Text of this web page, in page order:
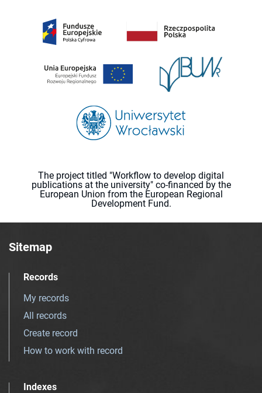
The project titled "Workflow to develop digital
publications at the university" co-financed by the
European Union from the European Regional
Development Fund.
Sitemap
Records
My records
All records
Create record
How to work with record
Indexes